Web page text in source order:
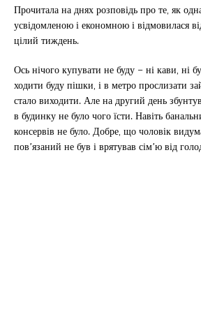
Прочитала на днях розповідь про те, як
усвідомленою і економною і відмовилася
цілий тиждень.
Ось нічого купувати не буду – ні кави, ні
ходити буду пішки, і в метро прослизати
стало виходити. Але на другий день
в будинку не було чого їсти. Навіть
консервів не було. Добре, що чоловік
пов’язаний не був і врятував сім’ю від